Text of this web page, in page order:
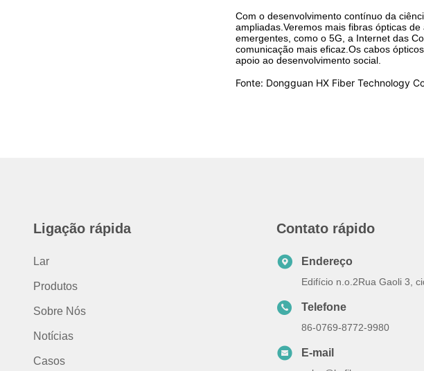
Com o desenvolvimento contínuo da
ampliadas.Veremos mais fibras ópticas
emergentes, como o 5G, a Internet das
comunicação mais eficaz.Os cabos
apoio ao desenvolvimento social.
Fonte: Dongguan HX Fiber Technology
Ligação rápida
Lar
Produtos
Sobre Nós
Notícias
Casos
Contato rápido
Endereço
Edifício n.o.2Rua Gaoli 3,
Telefone
86-0769-8772-9980
E-mail